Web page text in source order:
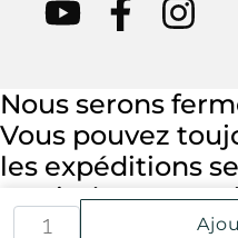
Nous serons
Vous pouvez
les expéditions
partir du